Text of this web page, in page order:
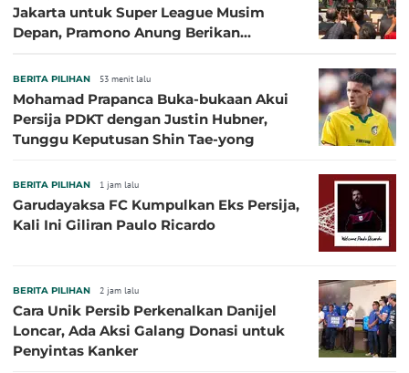
Jakarta untuk Super League Musim
Depan, Pramono Anung Berikan
BERITA PILIHAN 53 menit lalu
Mohamad Prapanca Buka-bukaan Akui
Persija PDKT dengan Justin Hubner,
Tunggu Keputusan Shin Tae-yong
BERITA PILIHAN 1 jam lalu
Garudayaksa FC Kumpulkan Eks Persija,
Kali Ini Giliran Paulo Ricardo
BERITA PILIHAN 2 jam lalu
Cara Unik Persib Perkenalkan Danijel
Loncar, Ada Aksi Galang Donasi untuk
Penyintas Kanker